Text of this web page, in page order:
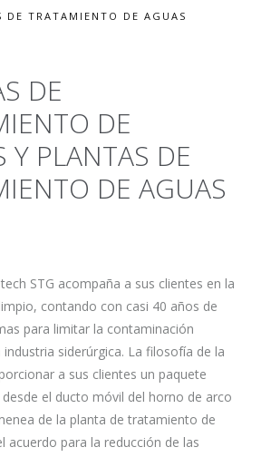
DE TRATAMIENTO DE AGUAS
DE
DE
Y PLANTAS DE
DE AGUAS
STG acompaña a sus clientes en la
contando con casi 40 años de
para limitar la contaminación
siderúrgica. La filosofía de la
a sus clientes un paquete
el ducto móvil del horno de arco
de la planta de tratamiento de
acuerdo para la reducción de las